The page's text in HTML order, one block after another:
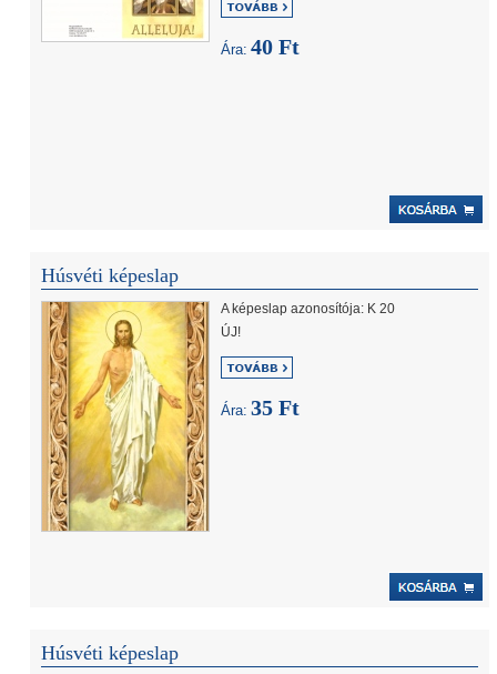
Ára: 40 Ft
Húsvéti képeslap
A képeslap azonosítója: K 20
ÚJ!
Ára: 35 Ft
Húsvéti képeslap